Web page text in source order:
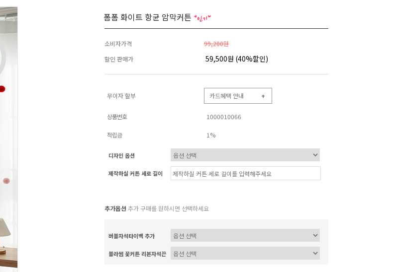
폼폼 화이트 항균 암막커튼
소비자가격
99,200원
할인 판매가
59,500원 (40%할인)
무이자 할부 카드혜택 안내 +
상품번호 1000010066
적립금 1%
디자인 옵션
제작하실 커튼 세로 길이
추가옵션 추가 구매를 원하시면 선택하세요
버블자석타이백 추가
블라썸 꽃커튼 리본자석끈